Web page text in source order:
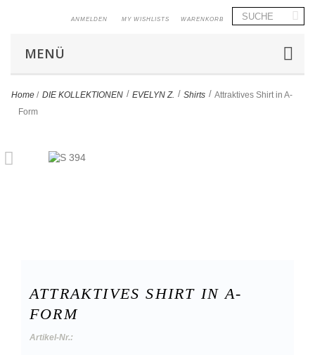
WARENKORB
MY WISHLISTS
ANMELDEN
MENÜ
Home / DIE KOLLEKTIONEN > EVELYN Z. > Shirts > Attraktives Shirt in A-
Form
ATTRAKTIVES SHIRT IN A-
FORM
Artikel-Nr.: